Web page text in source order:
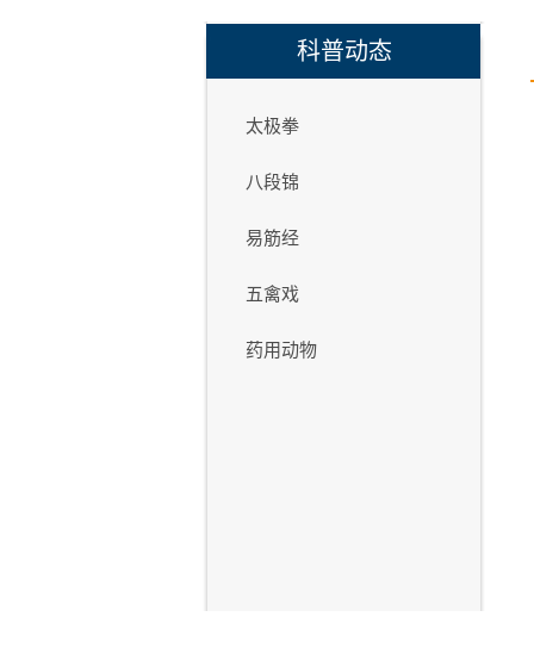
科普动态
太极拳
八段锦
易筋经
五禽戏
药用动物